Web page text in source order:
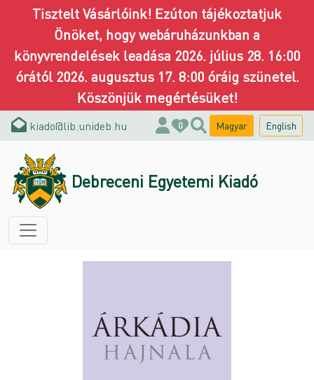
Tisztelt Vásárlóink! Ezúton tájékoztatjuk
Önöket, hogy webáruházunkban a
könyvrendelések leadása 2026. július 28. 16:00
órától 2026. augusztus 17. 8:00 óráig szünetel.
Köszönjük megértésüket!
kiado@lib.unideb.hu 0 Magyar English
Debreceni Egyetemi Kiadó